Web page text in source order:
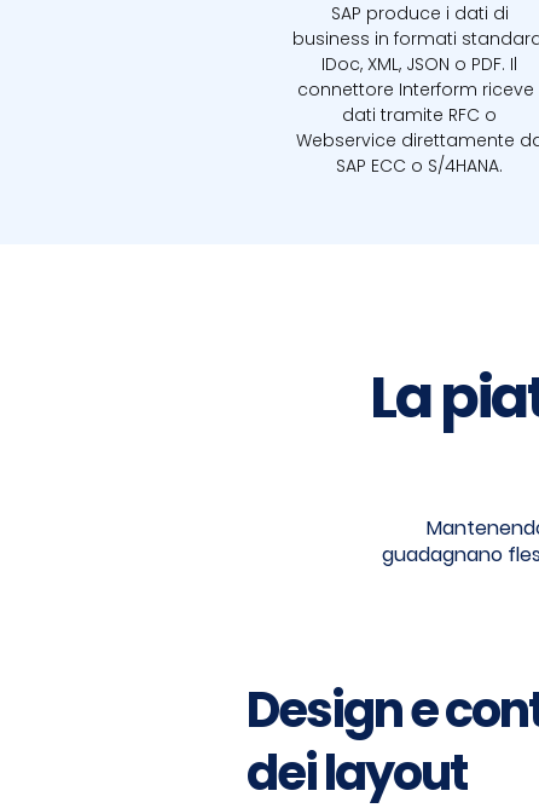
SAP produce i dati di
business in formati
IDoc, XML, JSON o PDF. Il
connettore Interform riceve
dati tramite RFC o
Webservice direttamente
SAP ECC o S/4HANA.
La
guadagnano
Design e
dei layout